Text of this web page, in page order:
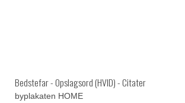
Bedstefar - Opslagsord (HVID) - Citater
byplakaten HOME